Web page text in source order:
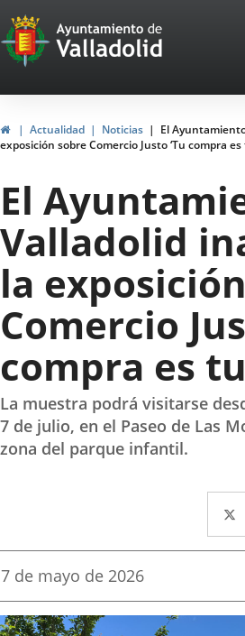
Portal
Web
del
Ayuntamiento
de
Valladolid
InicioActualidad Noticias
El
exposición sobre Comercio Justo ‘Tu compra es
El
Valladolid
la
Comercio
compra es tu
La muestra podrá visitarse
7 de julio, en el Paseo de Las
zona del parque infantil.
Fecha
la
noticia
7 de mayo de 2026